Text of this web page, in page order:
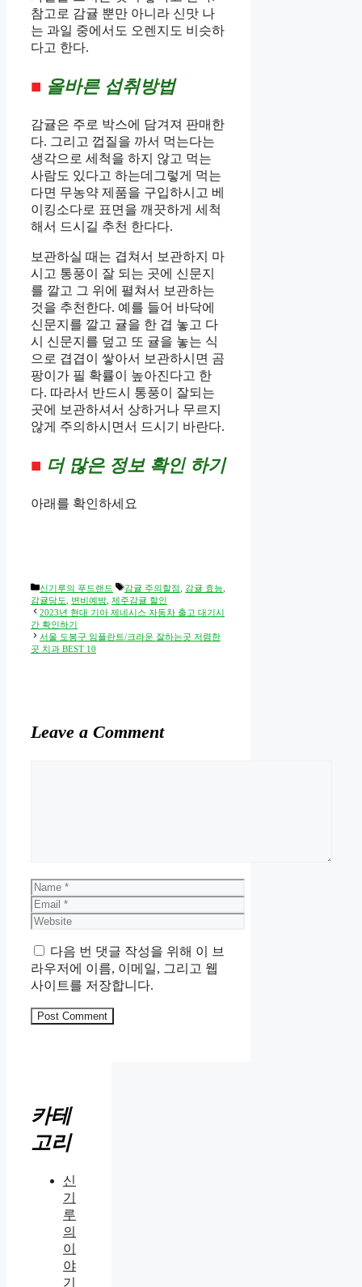
참고로 감귤 뿐만 아니라 신맛 나
는 과일 중에서도 오렌지도 비슷하
다고 한다.
■ 올바른 섭취방법
감귤은 주로 박스에 담겨져 판매한
다. 그리고 껍질을 까서 먹는다는
생각으로 세척을 하지 않고 먹는
사람도 있다고 하는데그렇게 먹는
다면 무농약 제품을 구입하시고 베
이킹소다로 표면을 깨끗하게 세척
해서 드시길 추천 한다다.
보관하실 때는 겹쳐서 보관하지 마
시고 통풍이 잘 되는 곳에 신문지
를 깔고 그 위에 펼쳐서 보관하는
것을 추천한다. 예를 들어 바닥에
신문지를 깔고 귤을 한 겹 놓고 다
시 신문지를 덮고 또 귤을 놓는 식
으로 겹겹이 쌓아서 보관하시면 곰
팡이가 필 확률이 높아진다고 한
다. 따라서 반드시 통풍이 잘되는
곳에 보관하셔서 상하거나 무르지
않게 주의하시면서 드시기 바란다.
■ 더 많은 정보 확인 하기
아래를 확인하세요
Categories
신기루의 푸드랜드 Tags
감귤 주의할점 감귤 효능
감귤당도
변비예방 제주감귤 할인
2023년 현대 기아 제네시스 자동차 출고 대기시
간 확인하기
서울 도봉구 임플란트/크라운 잘하는곳 저렴한
곳 치과 BEST 10
Leave a Comment
Name
Email
Website
다음 번 댓글 작성을 위해 이 브
라우저에 이름, 이메일, 그리고 웹
사이트를 저장합니다.
카테
고리
신
기
루
의
이
야
기